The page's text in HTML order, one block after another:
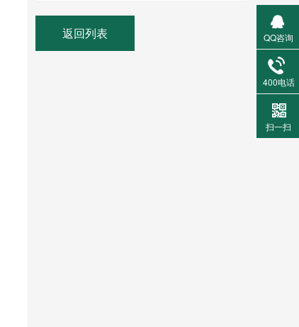
返回列表 QQ咨询
400电话
扫一扫